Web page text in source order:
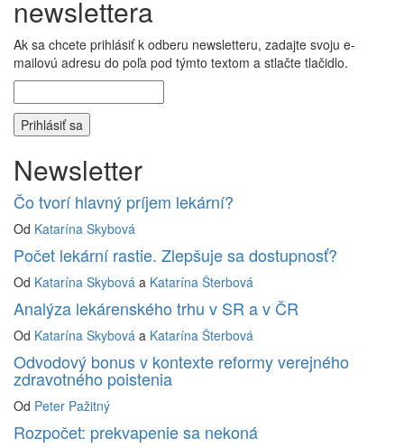
newslettera
Ak sa chcete prihlásiť k odberu newsletteru, zadajte svoju e-
mailovú adresu do poľa pod týmto textom a stlačte tlačidlo.
Newsletter
Čo tvorí hlavný príjem lekární?
Od Katarína Skybová
Počet lekární rastie. Zlepšuje sa dostupnosť?
Od Katarína Skybová a Katarína Šterbová
Analýza lekárenského trhu v SR a v ČR
Od Katarína Skybová a Katarína Šterbová
Odvodový bonus v kontexte reformy verejného
zdravotného poistenia
Od Peter Pažitný
Rozpočet: prekvapenie sa nekoná